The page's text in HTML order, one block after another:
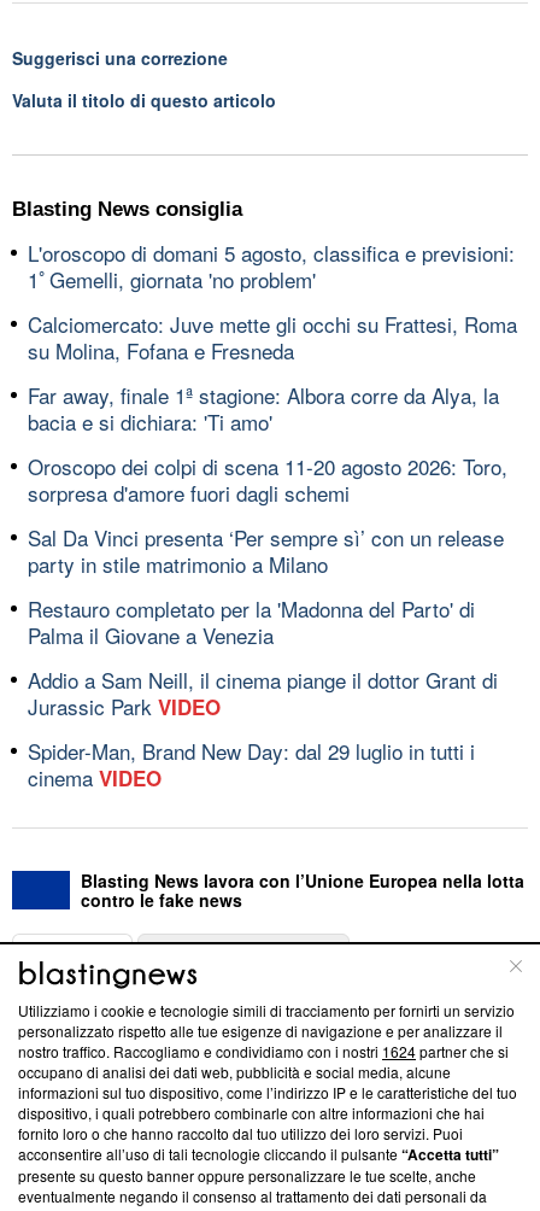
Suggerisci una correzione
Valuta il titolo di questo articolo
Blasting News consiglia
L'oroscopo di domani 5 agosto, classifica e previsioni:
1ﾟGemelli, giornata 'no problem'
Calciomercato: Juve mette gli occhi su Frattesi, Roma
su Molina, Fofana e Fresneda
Far away, finale 1ª stagione: Albora corre da Alya, la
bacia e si dichiara: 'Ti amo'
Oroscopo dei colpi di scena 11-20 agosto 2026: Toro,
sorpresa d'amore fuori dagli schemi
Sal Da Vinci presenta ‘Per sempre sì’ con un release
party in stile matrimonio a Milano
Restauro completato per la 'Madonna del Parto' di
Palma il Giovane a Venezia
Addio a Sam Neill, il cinema piange il dottor Grant di
Jurassic Park VIDEO
Spider-Man, Brand New Day: dal 29 luglio in tutti i
cinema VIDEO
Blasting News lavora con l’Unione Europea nella lotta
contro le fake news
ABOUT
Questa sezione offre informazioni trasparenti su Blasting
News, sui nostri processi editoriali e su come ci impegniamo a
creare news di qualità. Inoltre, afferma la nostra aderenza a
‘Trust Project - News with Integrity’Blasting News non è
ancora membro del programma, ma ha richiesto di farne
parte; Trust Project non ha ancora effettuato una verifica di
conformità agli standard.
Utilizziamo i cookie e tecnologie simili di tracciamento per fornirti un servizio
personalizzato rispetto alle tue esigenze di navigazione e per analizzare il
nostro traffico. Raccogliamo e condividiamo con i nostri 1624partner che si
occupano di analisi dei dati web, pubblicità e social media, alcune
informazioni sul tuo dispositivo, come l’indirizzo IP e le caratteristiche del tuo
dispositivo, i quali potrebbero combinarle con altre informazioni che hai
fornito loro o che hanno raccolto dal tuo utilizzo dei loro servizi. Puoi
acconsentire all’uso di tali tecnologie cliccando il pulsante“Accetta tutti”
presente su questo banner oppure personalizzare le tue scelte, anche
eventualmente negando il consenso al trattamento dei dati personali da